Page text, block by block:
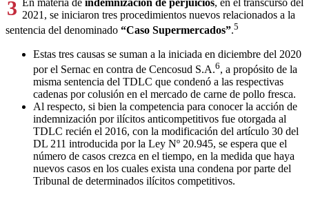
3 En materia de indemnización de perjuicios, en el transcurso del
2021, se iniciaron tres procedimientos nuevos relacionados a la
sentencia del denominado “Caso Supermercados”.5
Estas tres causas se suman a la iniciada en diciembre del 2020
por el Sernac en contra de Cencosud S.A.6, a propósito de la
misma sentencia del TDLC que condenó a las respectivas
cadenas por colusión en el mercado de carne de pollo fresca.
Al respecto, si bien la competencia para conocer la acción de
indemnización por ilícitos anticompetitivos fue otorgada al
TDLC recién el 2016, con la modificación del artículo 30 del
DL 211 introducida por la Ley Nº 20.945, se espera que el
número de casos crezca en el tiempo, en la medida que haya
nuevos casos en los cuales exista una condena por parte del
Tribunal de determinados ilícitos competitivos.